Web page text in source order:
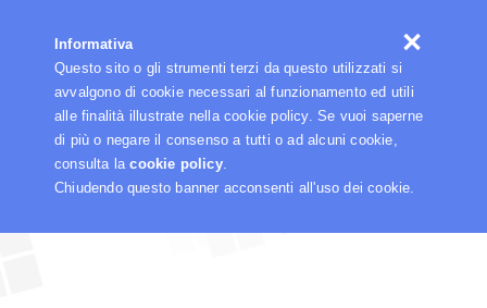
Informativa
Questo sito o gli strumenti terzi da questo utilizzati si
avvalgono di cookie necessari al funzionamento ed utili
alle finalità illustrate nella cookie policy. Se vuoi saperne
di più o negare il consenso a tutti o ad alcuni cookie,
consulta lacookie policy.
Chiudendo questo banner acconsenti all'uso dei cookie.